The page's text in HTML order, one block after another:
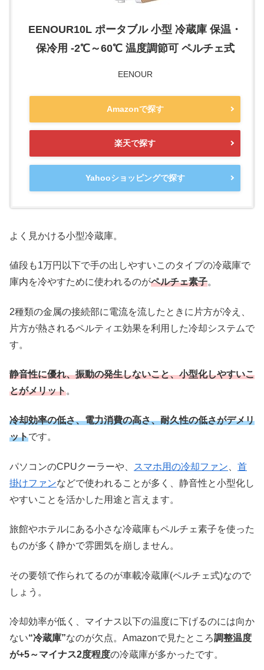
EENOUR10L ポータブル 小型 冷蔵庫 保温・
保冷用 -2℃～60℃ 温度調節可 ペルチェ式
EENOUR
Amazonで探す
楽天で探す
Yahooショッピングで探す
よく見かける小型冷蔵庫。
値段も1万円以下で手の出しやすいこのタイプの冷蔵庫で
庫内を冷やすために使われるのがペルチェ素子。
2種類の金属の接続部に電流を流したときに片方が冷え、
片方が熱されるペルティエ効果を利用した冷却システムで
す。
静音性に優れ、振動の発生しないこと、小型化しやすいこ
とがメリット。
冷却効率の低さ、電力消費の高さ、耐久性の低さがデメリ
ットです。
パソコンのCPUクーラーや、 スマホ用の冷却ファン
首
掛けファンなどで使われることが多く、静音性と小型化し
やすいことを活かした用途と言えます。
旅館やホテルにある小さな冷蔵庫もペルチェ素子を使った
ものが多く静かで雰囲気を崩しません。
その要領で作られてるのが車載冷蔵庫(ペルチェ式)なので
しょう。
冷却効率が低く、マイナス以下の温度に下げるのには向か
ない“冷蔵庫”なのが欠点。Amazonで見たところ調整温度
が+5～マイナス2度程度の冷蔵庫が多かったです。